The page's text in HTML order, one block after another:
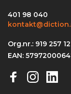
401 98 040
Org.nr.: 919 257
EAN: